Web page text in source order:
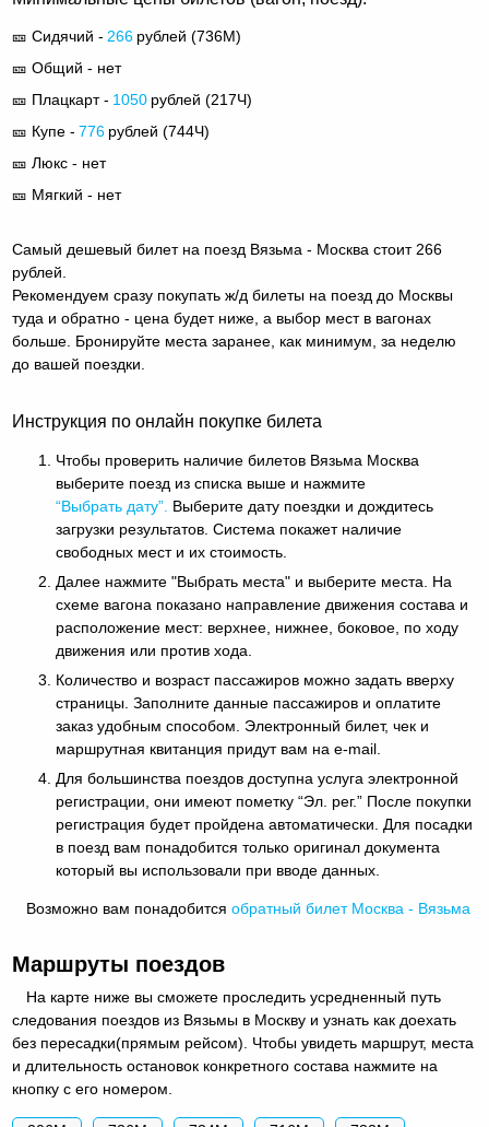
🎫 Сидячий - 266 рублей (736М)
🎫 Общий - нет
🎫 Плацкарт - 1050 рублей (217Ч)
🎫 Купе - 776 рублей (744Ч)
🎫 Люкс - нет
🎫 Мягкий - нет
Самый дешевый билет на поезд Вязьма - Москва стоит 266
рублей.
Рекомендуем сразу покупать ж/д билеты на поезд до Москвы
туда и обратно - цена будет ниже, а выбор мест в вагонах
больше. Бронируйте места заранее, как минимум, за неделю
до вашей поездки.
Инструкция по онлайн покупке билета
Чтобы проверить наличие билетов Вязьма Москва
выберите поезд из списка выше и нажмите
“Выбрать дату”. Выберите дату поездки и дождитесь
загрузки результатов. Система покажет наличие
свободных мест и их стоимость.
Далее нажмите "Выбрать места" и выберите места. На
схеме вагона показано направление движения состава и
расположение мест: верхнее, нижнее, боковое, по ходу
движения или против хода.
Количество и возраст пассажиров можно задать вверху
страницы. Заполните данные пассажиров и оплатите
заказ удобным способом. Электронный билет, чек и
маршрутная квитанция придут вам на e-mail.
Для большинства поездов доступна услуга электронной
регистрации, они имеют пометку “Эл. рег.” После покупки
регистрация будет пройдена автоматически. Для посадки
в поезд вам понадобится только оригинал документа
который вы использовали при вводе данных.
Возможно вам понадобитсяобратный билет Москва - Вязьма
Маршруты поездов
На карте ниже вы сможете проследить усредненный путь
следования поездов из Вязьмы в Москву и узнать как доехать
без пересадки(прямым рейсом). Чтобы увидеть маршрут, места
и длительность остановок конкретного состава нажмите на
кнопку с его номером.